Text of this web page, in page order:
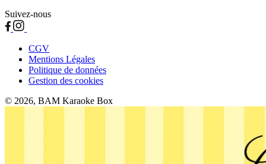
Suivez-nous
CGV
Mentions Légales
Politique de données
Gestion des cookies
© 2026, BAM Karaoke Box